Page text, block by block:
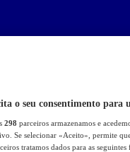
o seu consentimento para
298 parceiros armazenamos e
Se selecionar «Aceito», permite
tratamos dados para as